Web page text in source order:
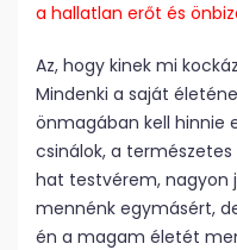
a hallatlan erőt és
Az, hogy kinek mi
Mindenki a saját
önmagában kell hinnie
csinálok, a
hat testvérem, nagyon
mennénk egymásért,
én a magam életét